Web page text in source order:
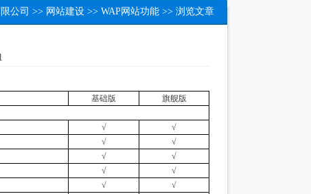
公司 >> 网站建设 >> WAP网站功能 >> 浏览文章
基础版
旗舰版
√
√
√
√
√
√
√
√
√
√